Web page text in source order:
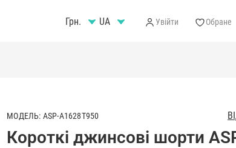
Грн. Увійти Обране
МОДЕЛЬ: ASP-A1628T950
Короткі джинсові шорти